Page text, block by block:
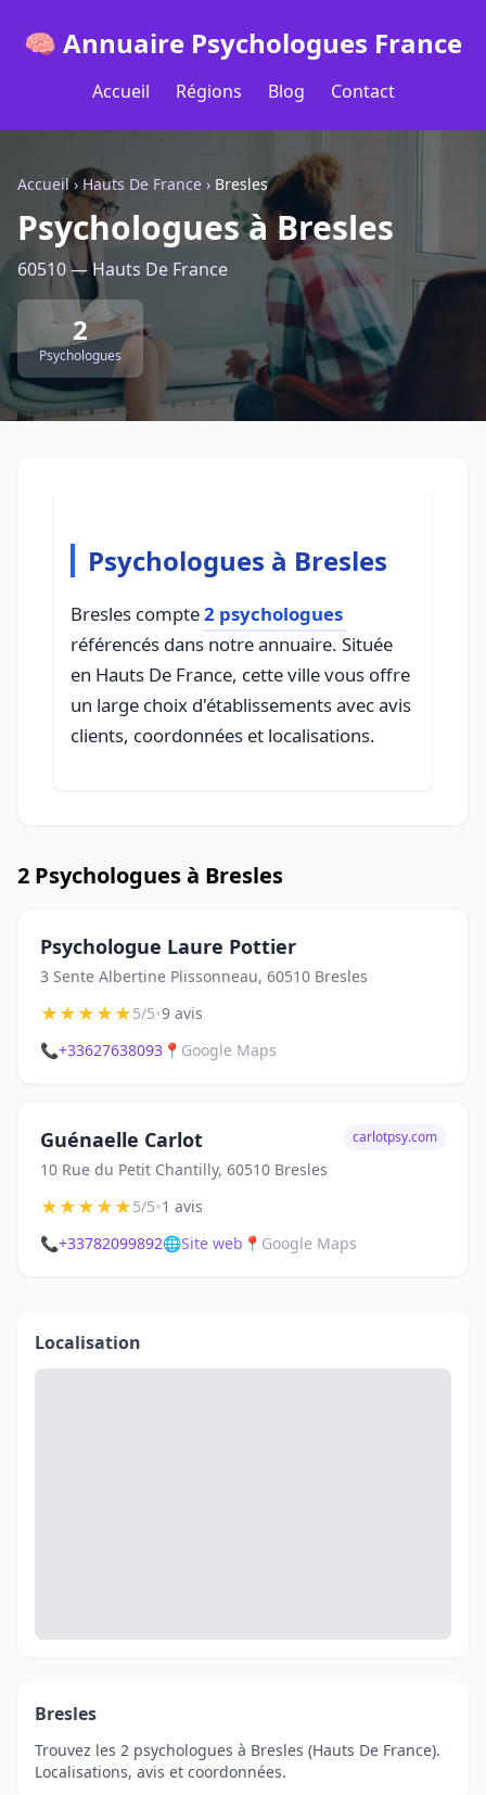
🧠 Annuaire Psychologues France
Accueil Régions Blog Contact
Accueil› Hauts De France › Bresles
Psychologues à Bresles
60510 — Hauts De France
2
Psychologues
Psychologues à Bresles
Bresles compte2 psychologues
référencés dans notre annuaire. Située
en Hauts De France, cette ville vous offre
un large choix d'établissements avec avis
clients, coordonnées et localisations.
2 Psychologues à Bresles
Psychologue Laure Pottier
3 Sente Albertine Plissonneau, 60510 Bresles
★★★★★5/5•9 avis
📞+33627638093 📍 Google Maps
Guénaelle Carlot
10 Rue du Petit Chantilly, 60510 Bresles
carlotpsy.com
★★★★★5/5•1 avis
📞+33782099892🌐Site web 📍 Google Maps
Localisation
Bresles
Trouvez les 2 psychologues à Bresles (Hauts De France).
Localisations, avis et coordonnées.